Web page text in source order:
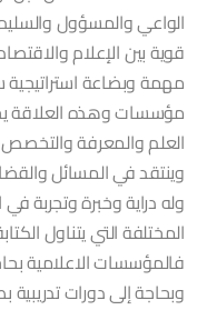
الواعي والمسؤول
قوية بين الإعلام
مهمة وبضاعة استراتيجية
مؤسسات وهذه العلاقة
العلم والمعرفة
وينتقد في المسائل
وله دراية وخبرة وتجربة
المختلفة التي يتناول
فالمؤسسات الاعلامية
وبحاجة إلى دورات